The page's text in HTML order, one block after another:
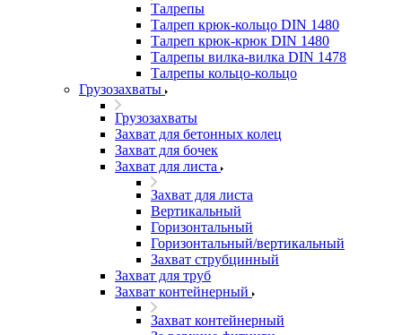
Талрепы
Талреп крюк-кольцо DIN 1480
Талреп крюк-крюк DIN 1480
Талрепы вилка-вилка DIN 1478
Талрепы кольцо-кольцо
Грузозахваты
Грузозахваты
Захват для бетонных колец
Захват для бочек
Захват для листа
Захват для листа
Вертикальный
Горизонтальный
Горизонтальный/вертикальный
Захват струбцинный
Захват для труб
Захват контейнерный
Захват контейнерный